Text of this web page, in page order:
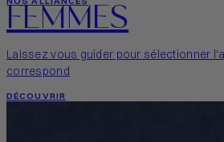
FEMMES
Laissez vous guider pour sélectionner
correspond
DÉCOUVRIR